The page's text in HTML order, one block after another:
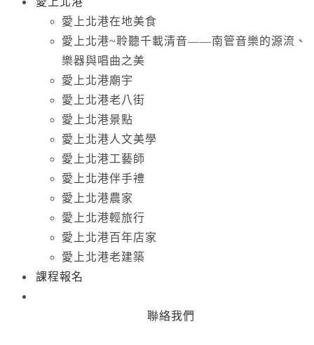
愛上北港在地美食
愛上北港~聆聽千載清音——南管音樂的源流、
樂器與唱曲之美
愛上北港廟宇
愛上北港老八街
愛上北港景點
愛上北港人文美學
愛上北港工藝師
愛上北港伴手禮
愛上北港農家
愛上北港輕旅行
愛上北港百年店家
愛上北港老建築
課程報名
聯絡我們